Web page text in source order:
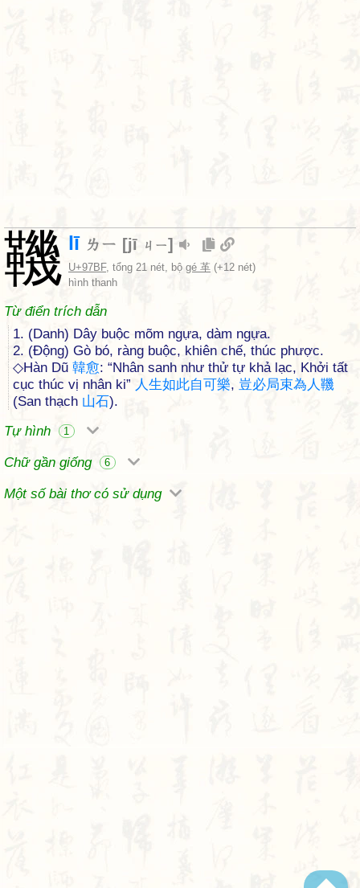
鞿 lī ㄌㄧ [jī ㄐㄧ]
U+97BF, tổng 21 nét, bộ gé 革 (+12 nét)
hình thanh
Từ điển trích dẫn
1. (Danh) Dây buộc mõm ngựa, dàm ngựa.
2. (Động) Gò bó, ràng buộc, khiên chế, thúc phược.
◇Hàn Dũ 韓愈: “Nhân sanh như thử tự khả lạc, Khởi tất
cục thúc vị nhân ki” 人生如此自可樂, 豈必局束為人鞿
(San thạch 山石).
Tự hình
1
Chữ gần giống 6
Một số bài thơ có sử dụng